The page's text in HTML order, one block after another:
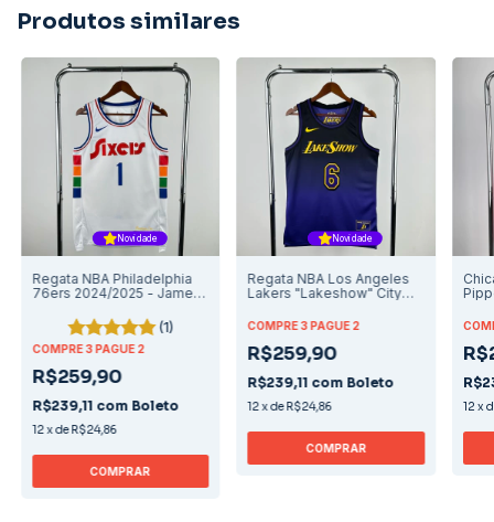
Produtos similares
Novidade
Regata NBA Philadelphia
76ers 2024/2025 - James
(1)
COMPRE 3 PAGUE 2
R$259,90
R$239,11 com Boleto
12xde R$24,86
COMPRAR
Novidade
Regata NBA Los Angeles
Lakers "Lakeshow" City
James
COMPRE 3 PAGUE 2
R$259,90
R$239,11 com Boleto
12xde R$24,86
COMPRAR
12 x